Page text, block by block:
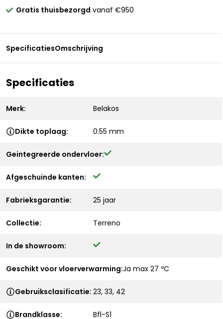
Gratis thuisbezorgd vanaf €950
SpecificatiesOmschrijving
Specificaties
Merk: Belakos
Dikte toplaag: 0.55 mm
Geintegreerde ondervloer:
Afgeschuinde kanten:
Fabrieksgarantie: 25 jaar
Collectie: Terreno
In de showroom:
Geschikt voor vloerverwarming:Ja max 27 ºC
Gebruiksclasificatie: 23, 33, 42
Brandklasse: Bfl-S1